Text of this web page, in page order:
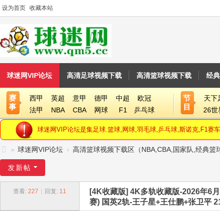
设为首页 收藏本站
球迷网VIP论坛 高清足球视频下载 高清篮球视频下载 经
赛
事
西甲 英超 意甲 德甲 中超
欧冠
法甲
NBA CBA 网球 F1 乒乓球
节
目
天下
26世
球迷网VIP论坛是集足球.篮球,网球,羽毛球,乒乓球,斯诺克,F1赛
迷
» 球迷网VIP论坛 › 高清篮球视频下载区（NBA,CBA,国家队,经典篮
发新帖
查看: 227 回复: 11 [4K收藏版] 4K多轨收藏版-2026年6
赛) 国英2轨-王子星+王仕鹏+张卫平